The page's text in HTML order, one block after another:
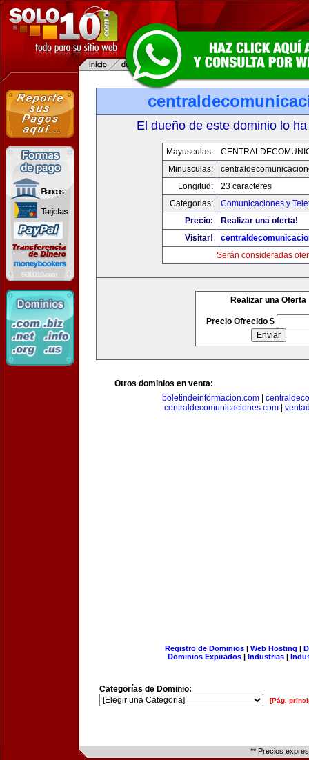
El dueño de este dominio lo
Mayusculas:
Minusculas:
Longitud:
23 caracteres
Categorias:
Comunicaciones y
Precio:
Realizar una oferta!
Visitar!
Serán consideradas
Realizar una Oferta
Precio Ofrecido $
Otros dominios en venta:
boletindeinformacion.com|
centraldecomunicaciones.com|
Registro de Dominios| Web Hosting |
Dominios Expirados | Industrias |
Categorías de Dominio:
[Pág.
** Precios